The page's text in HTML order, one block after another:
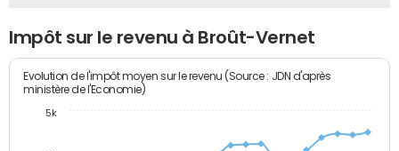
Impôt sur le revenu à Broût-Vernet
Evolution de l'impôt moyen sur le revenu (Source : JDN d'après
ministère de l'Economie)
5k